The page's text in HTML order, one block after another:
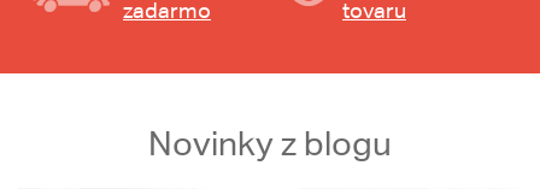
zadarmo tovaru
Novinky z blogu